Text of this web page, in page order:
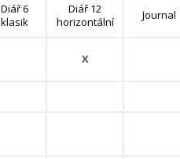
Diář 6
klasik
Diář 12
horizontální
Journal
X